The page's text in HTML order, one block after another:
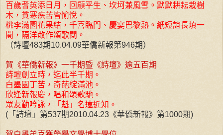
百歲耆英添日月，回顧平生、坎坷兼風雪。默默耕耘栽樹
木，貧寒疾苦皆愉悅。
桃李滿園花果結，千喜臨門、慶宴巴黎熱。紙短誼長填一
闋，隔洋敬作頌歌閱。
（詩壇483期10.04.09華僑新報第946期）
賀《華僑新報》一千期暨《詩壇》逾五百期
詩壇創立時，迄此半千期。
白墨園丁苦，奇葩綻滿池。
欣逢新報慶，唱和頌歌馳。
眾友勤吟詠，「魁」名遠近知。
(「詩壇」第537期2010.04.23《華僑新報》第1000期)